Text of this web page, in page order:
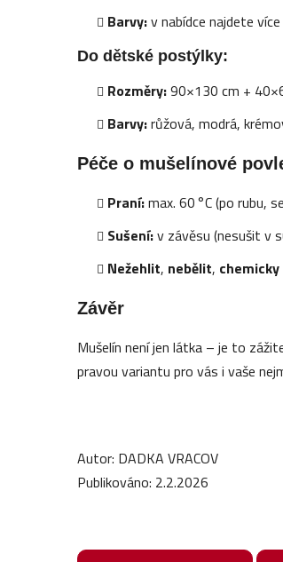
Barvy:v nabídce najdete
Do dětské postýlky:
Rozměry:90×130 cm +
Barvy:růžová, modrá,
Péče o mušelínové
Praní:max. 60 °C (po rubu,
Sušení:v závěsu (nesušit v
Nežehlit, nebělit,
Závěr
Mušelín není jen látka – je to
pravou variantu pro vás i vaše
Autor: DADKA VRACOV
Publikováno: 2.2.2026